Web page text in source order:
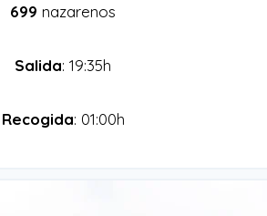
699 nazarenos
Salida: 19:35h
Recogida: 01:00h